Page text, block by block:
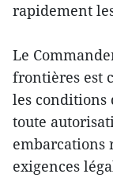
rapidement
Le
frontières est
les conditions
toute
embarcations
exigences